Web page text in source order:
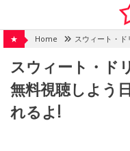
content
★ Home スウィート・ド
スウィート・ド
無料視聴しよう
れるよ!